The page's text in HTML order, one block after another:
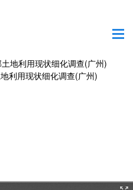
查城镇村庄内部土地利用现状
利用现状细化调查(广州)